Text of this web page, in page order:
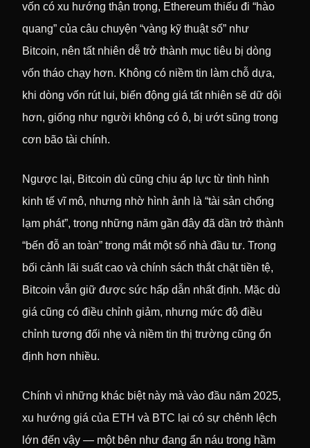
vốn có xu hướng thận trọng, Ethereum thiếu đi “hào
quang” của câu chuyện “vàng kỹ thuật số” như
Bitcoin, nên tất nhiên dễ trở thành mục tiêu bị dòng
vốn tháo chạy hơn. Không có niềm tin làm chỗ dựa,
khi dòng vốn rút lui, biến động giá tất nhiên sẽ dữ dội
hơn, giống như người không có ô, bị ướt sũng trong
cơn bão tài chính.
Ngược lại, Bitcoin dù cũng chịu áp lực từ tình hình
kinh tế vĩ mô, nhưng nhờ hình ảnh là “tài sản chống
lạm phát”, trong những năm gần đây đã dần trở thành
“bến đỗ an toàn” trong mắt một số nhà đầu tư. Trong
bối cảnh lãi suất cao và chính sách thắt chặt tiền tệ,
Bitcoin vẫn giữ được sức hấp dẫn nhất định. Mặc dù
giá cũng có điều chỉnh giảm, nhưng mức độ điều
chỉnh tương đối nhẹ và niềm tin thị trường cũng ổn
định hơn nhiều.
Chính vì những khác biệt này mà vào đầu năm 2025,
xu hướng giá của ETH và BTC lại có sự chênh lệch
lớn đến vậy — một bên như đang ẩn náu trong hầm